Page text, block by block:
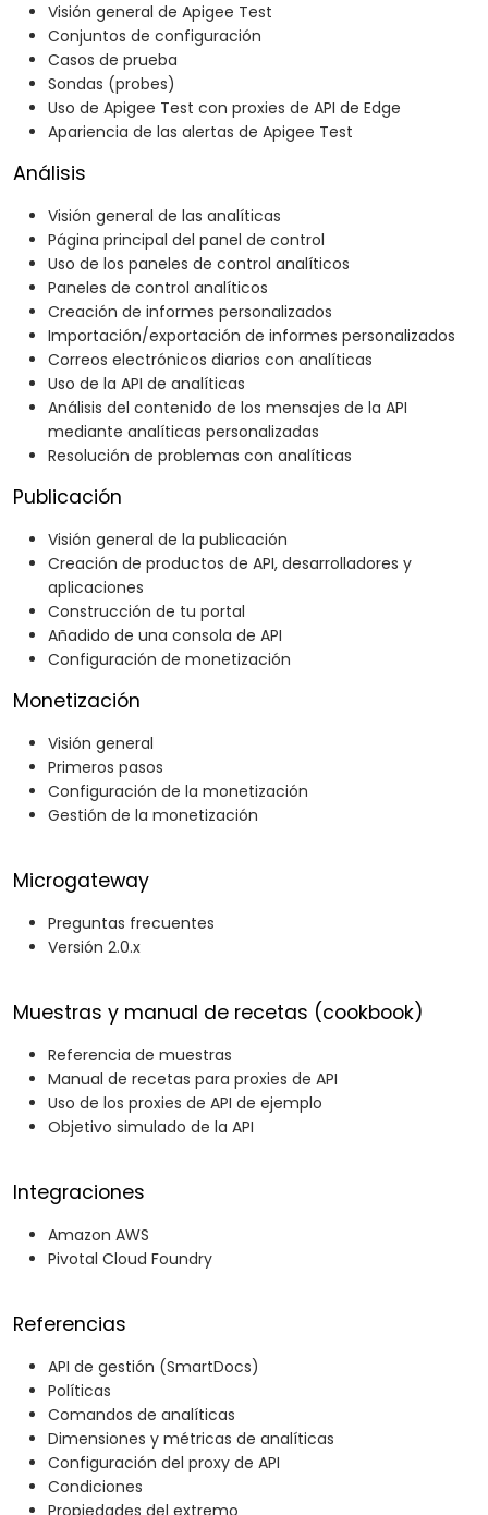
Visión general de Apigee Test
Conjuntos de configuración
Casos de prueba
Sondas (probes)
Uso de Apigee Test con proxies de API de Edge
Apariencia de las alertas de Apigee Test
Análisis
Visión general de las analíticas
Página principal del panel de control
Uso de los paneles de control analíticos
Paneles de control analíticos
Creación de informes personalizados
Importación/exportación de informes personalizados
Correos electrónicos diarios con analíticas
Uso de la API de analíticas
Análisis del contenido de los mensajes de la API
mediante analíticas personalizadas
Resolución de problemas con analíticas
Publicación
Visión general de la publicación
Creación de productos de API, desarrolladores y
aplicaciones
Construcción de tu portal
Añadido de una consola de API
Configuración de monetización
Monetización
Visión general
Primeros pasos
Configuración de la monetización
Gestión de la monetización
Microgateway
Preguntas frecuentes
Versión 2.0.x
Muestras y manual de recetas (cookbook)
Referencia de muestras
Manual de recetas para proxies de API
Uso de los proxies de API de ejemplo
Objetivo simulado de la API
Integraciones
Amazon AWS
Pivotal Cloud Foundry
Referencias
API de gestión (SmartDocs)
Políticas
Comandos de analíticas
Dimensiones y métricas de analíticas
Configuración del proxy de API
Condiciones